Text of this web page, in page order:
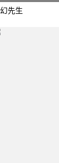
先生